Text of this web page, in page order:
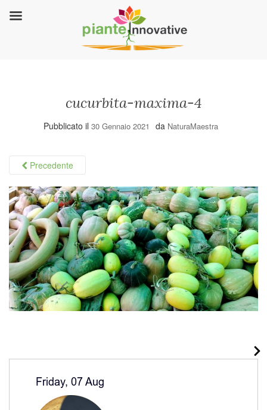
cucurbita-maxima-4
Pubblicato il 30 Gennaio 2021 da NaturaMaestra
Precedente